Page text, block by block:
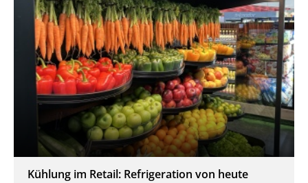
Kühlung im Retail: Refrigeration von heute